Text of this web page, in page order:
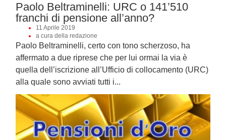
Paolo Beltraminelli: URC o 141’510
franchi di pensione all’anno?
11 Aprile 2019
a cura della redazione
Paolo Beltraminelli, certo con tono scherzoso, ha
affermato a due riprese che per lui ormai la via è
quella dell’iscrizione all’Ufficio di collocamento (URC)
alla quale sono avviati tutti i...